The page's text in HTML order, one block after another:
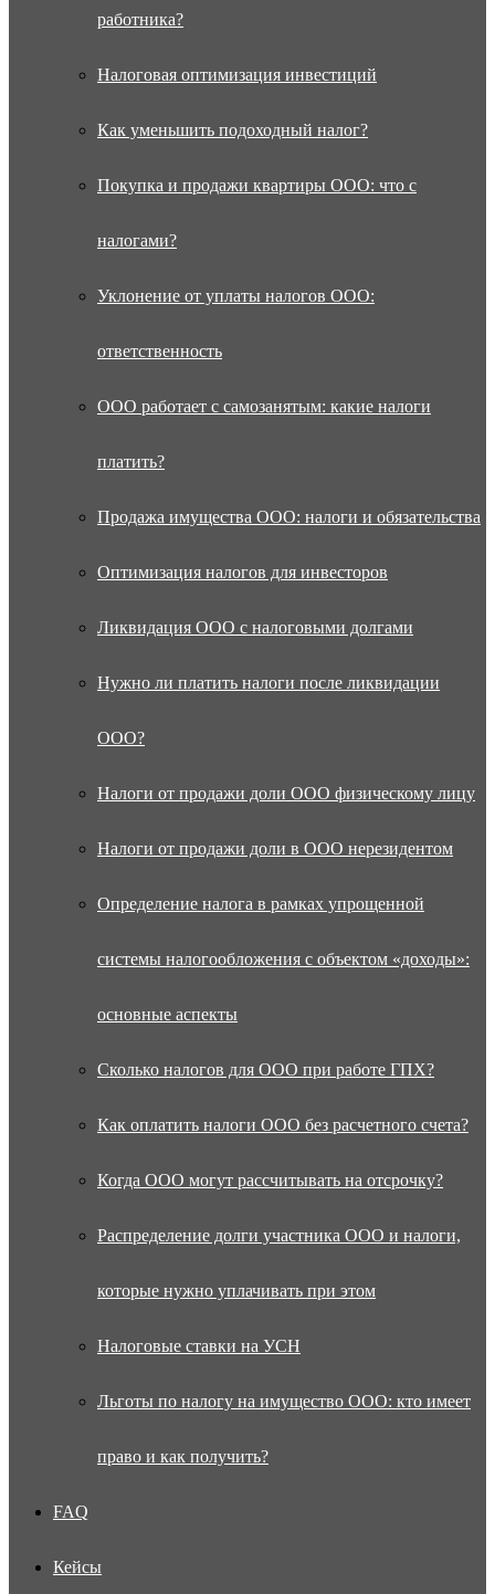
работника?
Налоговая оптимизация инвестиций
Как уменьшить подоходный налог?
Покупка и продажи квартиры ООО: что с
налогами?
Уклонение от уплаты налогов ООО:
ответственность
ООО работает с самозанятым: какие налоги
платить?
Продажа имущества ООО: налоги и обязательства
Оптимизация налогов для инвесторов
Ликвидация ООО с налоговыми долгами
Нужно ли платить налоги после ликвидации
ООО?
Налоги от продажи доли ООО физическому лицу
Налоги от продажи доли в ООО нерезидентом
Определение налога в рамках упрощенной
системы налогообложения с объектом «доходы»:
основные аспекты
Сколько налогов для ООО при работе ГПХ?
Как оплатить налоги ООО без расчетного счета?
Когда ООО могут рассчитывать на отсрочку?
Распределение долги участника ООО и налоги,
которые нужно уплачивать при этом
Налоговые ставки на УСН
Льготы по налогу на имущество ООО: кто имеет
право и как получить?
FAQ
Кейсы